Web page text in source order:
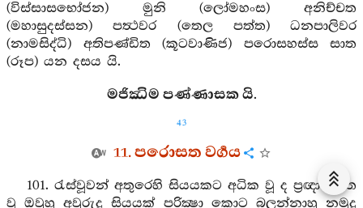
(විස්සාසභෝජන) මුනි (ලෝමහංස) අනිච්චත
(මහාසුදස්සන) පත්‍ථවර (තෙල පත්ත) ධනපාලිවර
(නාමසිද්ධි) අතිපණ්ඩිත (කූටවාණිජ) පරොසහස්ස සාත
(රූප) යන දසය යි.
මජිඣිම පණ්ණාසක යි.
43
11. පරොසත වර්‍ගය
101. රැස්වූවන් අතුරෙහි සියයකට අධික වූ ද ප්‍රඥා රහිත
වූ ඔවුහු අවුරුදු සියයක් පරික්‍ෂා කොට බලන්නාහු නමුදු